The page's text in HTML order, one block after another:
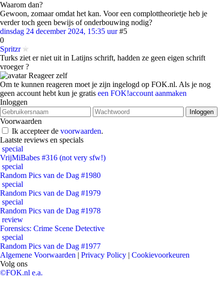
Waarom dan?
Gewoon, zomaar omdat het kan. Voor een complottheorietje heb je
verder toch geen bewijs of onderbouwing nodig?
dinsdag 24 december 2024, 15:35 uur #5
0
Spritzr
Turks ziet er niet uit in Latijns schrift, hadden ze geen eigen schrift
vroeger ?
Reageer zelf
Om te kunnen reageren moet je zijn ingelogd op FOK.nl. Als je nog
geen account hebt kun je gratis een FOK!account aanmaken
Inloggen
Voorwaarden
Ik accepteer de voorwaarden.
Laatste reviews en specials
special
VrijMiBabes #316 (not very sfw!)
special
Random Pics van de Dag #1980
special
Random Pics van de Dag #1979
special
Random Pics van de Dag #1978
review
Forensics: Crime Scene Detective
special
Random Pics van de Dag #1977
Algemene Voorwaarden | Privacy Policy | Cookievoorkeuren
Volg ons
©FOK.nl e.a.